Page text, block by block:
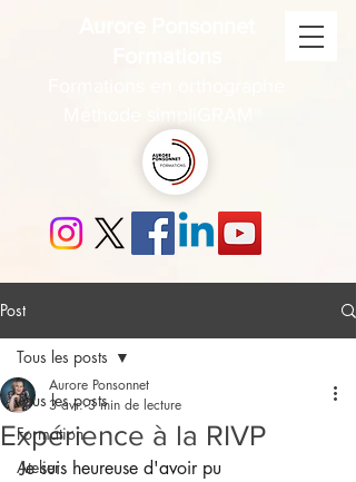
Post
Tous les posts
Formation
Atelier
Tous les posts
Expérience à la RIVP
Aurore Ponsonnet
3 avr. 3 min de lecture
Je suis heureuse d'avoir pu